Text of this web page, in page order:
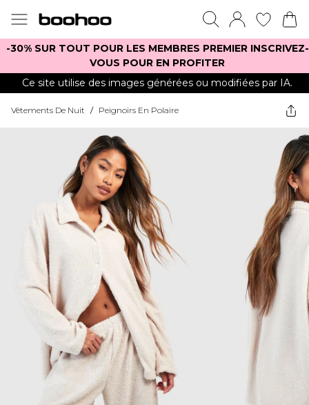
-30% SUR TOUT POUR LES MEMBRES PREMIER INSCRIVEZ-
VOUS POUR EN PROFITER
Ce site utilise des images générées ou modifiées par IA.
Vêtements De Nuit / Peignoirs En Polaire